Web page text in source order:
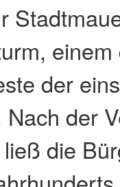
der
der
die